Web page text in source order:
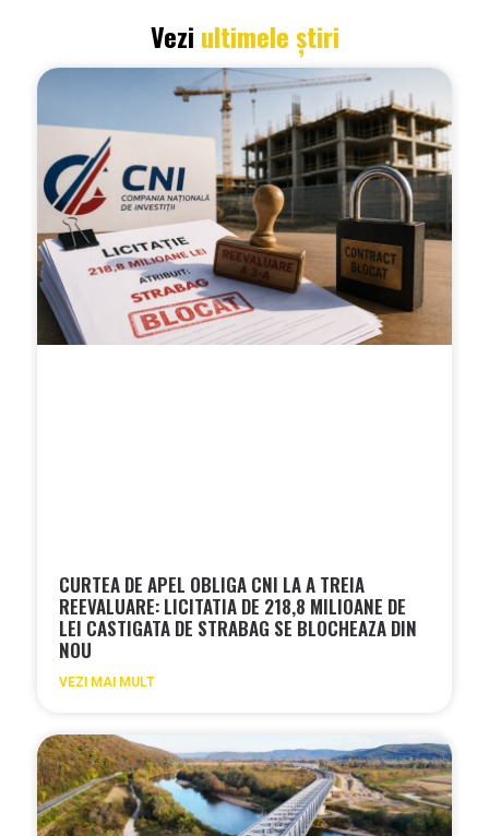
Vezi ultimele știri
CURTEA DE APEL OBLIGA CNI LA A TREIA
REEVALUARE: LICITATIA DE 218,8 MILIOANE DE
LEI CASTIGATA DE STRABAG SE BLOCHEAZA DIN
NOU
VEZI MAI MULT